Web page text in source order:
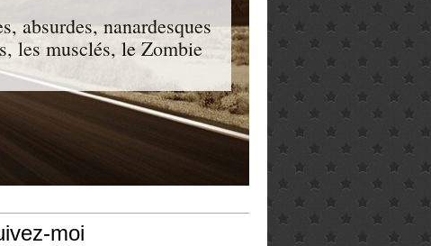
absurdes, nanardesques
les musclés, le Zombie
moi